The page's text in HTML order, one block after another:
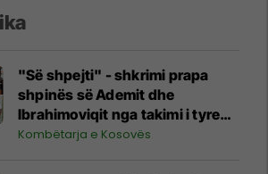
"Së shpejti" - shkrimi prapa
shpinës së Ademit dhe
Ibrahimoviqit nga takimi i tyre
shihet si shenjë që ylli i Bayernit
Kombëtarja e Kosovës